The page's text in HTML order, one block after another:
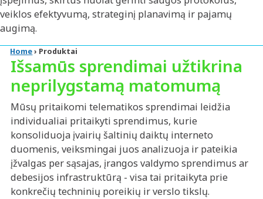
veiklos efektyvumą, strateginį planavimą ir pajamų
augimą.
Home› Produktai
Išsamūs sprendimai užtikrina
neprilygstamą matomumą
Mūsų pritaikomi telematikos sprendimai leidžia
individualiai pritaikyti sprendimus, kurie
konsoliduoja įvairių šaltinių daiktų interneto
duomenis, veiksmingai juos analizuoja ir pateikia
įžvalgas per sąsajas, įrangos valdymo sprendimus ar
debesijos infrastruktūrą - visa tai pritaikyta prie
konkrečių techninių poreikių ir verslo tikslų.